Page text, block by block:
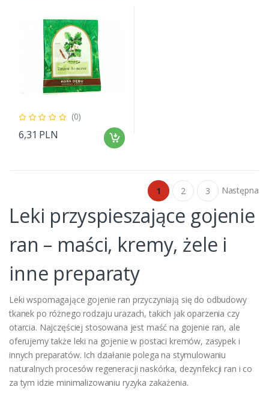
(0)
6,31 PLN
1 2 3 Następna
Leki przyspieszające gojenie
ran – maści, kremy, żele i
inne preparaty
Leki wspomagające gojenie ran przyczyniają się do odbudowy
tkanek po różnego rodzaju urazach, takich jak oparzenia czy
otarcia. Najczęściej stosowana jest maść na gojenie ran, ale
oferujemy także leki na gojenie w postaci kremów, zasypek i
innych preparatów. Ich działanie polega na stymulowaniu
naturalnych procesów regeneracji naskórka, dezynfekcji ran i co
za tym idzie minimalizowaniu ryzyka zakażenia.